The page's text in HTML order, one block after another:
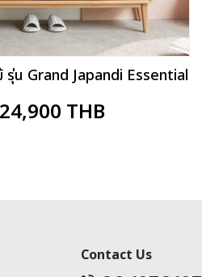
รุ่น Grand Japandi Essential
24,900 THB
Contact Us